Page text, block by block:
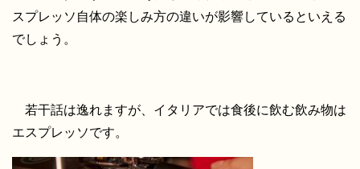
スプレッソ自体の楽しみ方の違いが影響しているといえる
でしょう。
若干話は逸れますが、イタリアでは食後に飲む飲み物は
エスプレッソです。